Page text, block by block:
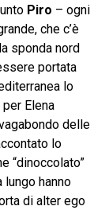
Piro – ogni
che c’è
sponda nord
portata
lo
Elena
delle
lo
“dinoccolato”
lungo hanno
di alter ego